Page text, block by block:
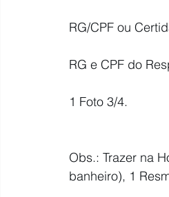
RG/CPF ou
RG e CPF do
1 Foto 3/4.
Obs.: Trazer na
banheiro), 1